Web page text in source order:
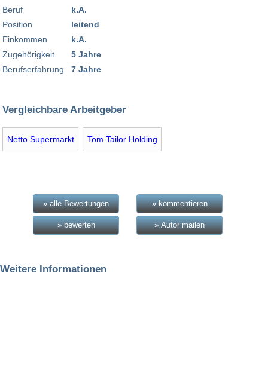
Beruf
Position
Einkommen
Zugehörigkeit
Berufserfahrung
k.A.
leitend
k.A.
5 Jahre
7 Jahre
Vergleichbare Arbeitgeber
Netto Supermarkt Tom Tailor Holding
» alle Bewertungen » kommentieren
» bewerten » Autor mailen
Weitere Informationen